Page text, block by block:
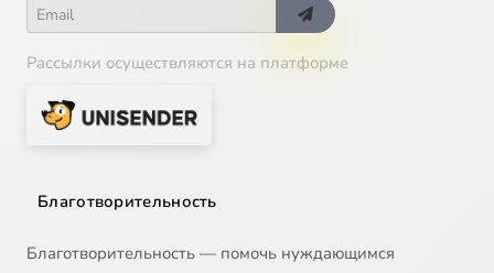
Рассылки осуществляются на платформе
Благотворительность
Благотворительность — помочь нуждающимся